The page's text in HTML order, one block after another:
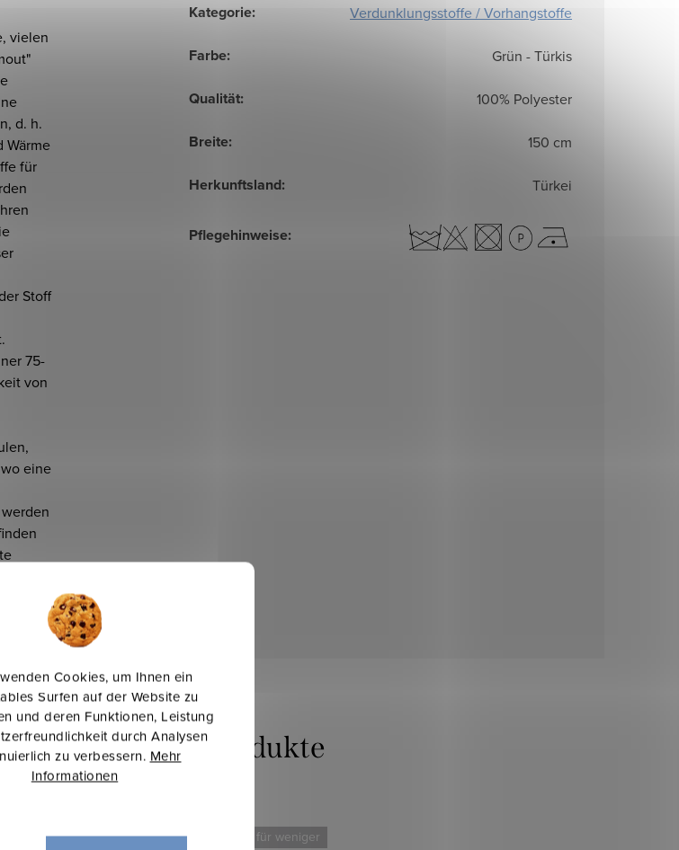
Cookies, um Ihnen ein
Surfen auf der Website zu
und deren Funktionen, Leistung
durch Analysen
zu verbessern. Mehr
Informationen
vielen
d. h.
Wärme
für
Stoff
75-
von
eine
Kategorie: Verdunklungsstoffe / Vorhangstoffe
Farbe: Grün - Türkis
Qualität: 100% Polyester
Breite: 150 cm
Herkunftsland: Türkei
Pflegehinweise:
weniger Mehr für weniger